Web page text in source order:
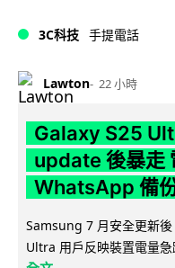
3C科技 手提電話
Lawton 22 小時
Galaxy S25
update 後暴走
WhatsApp 備
Samsung 7 月安全更新
Ultra 用戶反映裝置電量